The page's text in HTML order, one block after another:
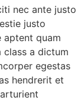
nec ante justo
justo
aptent quam
class a dictum
egestas
hendrerit et